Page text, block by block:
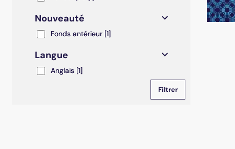
Nouveauté
Fonds antérieur
Fonds antérieur [1]
Langue
AnglaisAnglais [1]